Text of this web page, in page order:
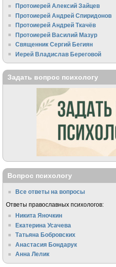
Протоиерей Алексий Зайцев
Протоиерей Андрей Спиридонов
Протоиерей Андрей Ткачёв
Протоиерей Василий Мазур
Священник Сергий Бегиян
Иерей Владислав Береговой
Задать вопрос психологу
Вопрос психологу
Все ответы на вопросы
Ответы православных психологов:
Никита Яночкин
Екатерина Усачева
Татьяна Бобровских
Анастасия Бондарук
Анна Лелик